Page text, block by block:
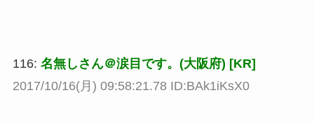
116: 名無しさん＠涙目です。(大阪府) [KR]
2017/10/16(月) 09:58:21.78 ID:BAk1iKsX0